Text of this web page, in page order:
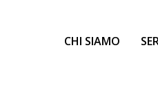
CHI SIAMO